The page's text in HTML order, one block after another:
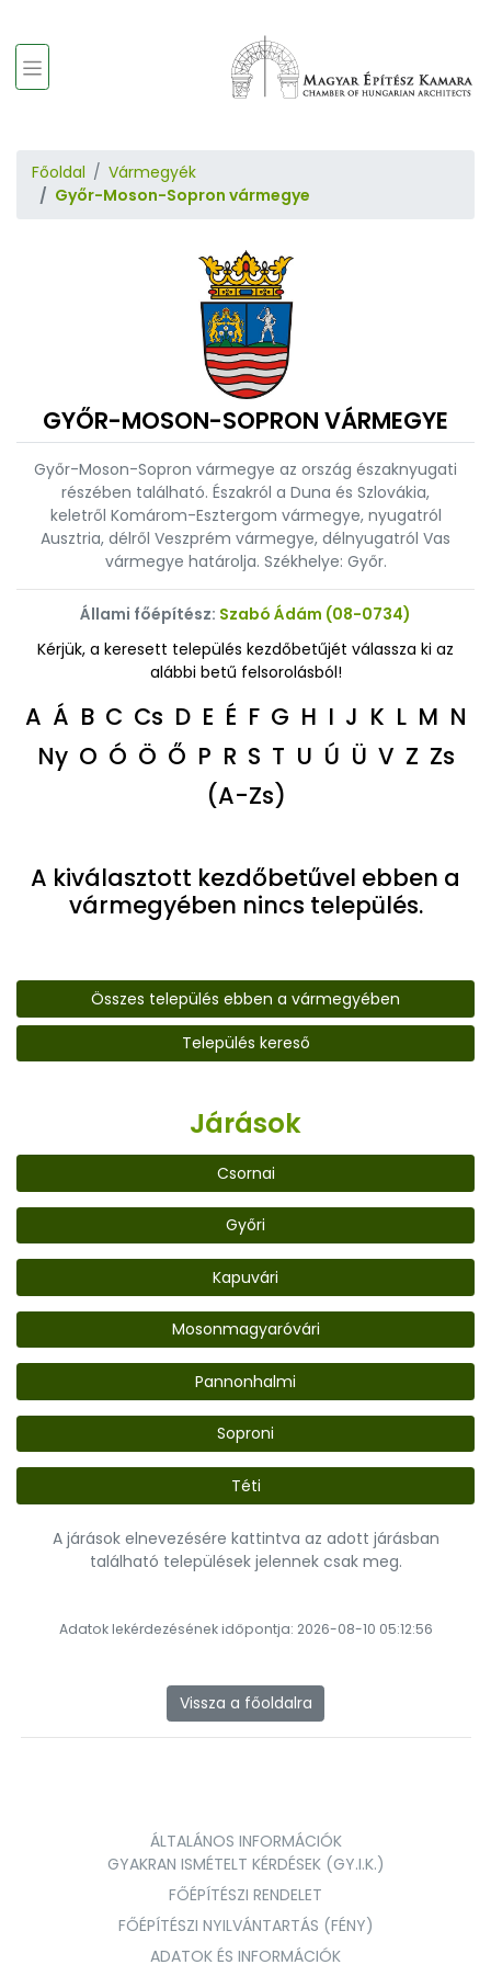
Főoldal
Vármegyék
Győr-Moson-Sopron vármegye
GYŐR-MOSON-SOPRON VÁRMEGYE
Győr-Moson-Sopron vármegye az ország északnyugati
részében található. Északról a Duna és Szlovákia,
keletről Komárom-Esztergom vármegye, nyugatról
Ausztria, délről Veszprém vármegye, délnyugatról Vas
vármegye határolja. Székhelye: Győr.
Állami főépítész: Szabó Ádám (08-0734)
Kérjük, a keresett település kezdőbetűjét válassza ki az
alábbi betű felsorolásból!
A Á B C Cs D E É F G H I J K L M N
Ny O Ó Ö Ő P R S T U Ú Ü V Z Zs
(A-Zs)
A kiválasztott kezdőbetűvel ebben a
vármegyében nincs település.
Összes település ebben a vármegyében
Település kereső
Járások
Csornai
Győri
Kapuvári
Mosonmagyaróvári
Pannonhalmi
Soproni
Téti
A járások elnevezésére kattintva az adott járásban
található települések jelennek csak meg.
Adatok lekérdezésének időpontja: 2026-08-10 05:12:56
Vissza a főoldalra
ÁLTALÁNOS INFORMÁCIÓK
GYAKRAN ISMÉTELT KÉRDÉSEK (GY.I.K.)
FŐÉPÍTÉSZI RENDELET
FŐÉPÍTÉSZI NYILVÁNTARTÁS (FÉNY)
ADATOK ÉS INFORMÁCIÓK